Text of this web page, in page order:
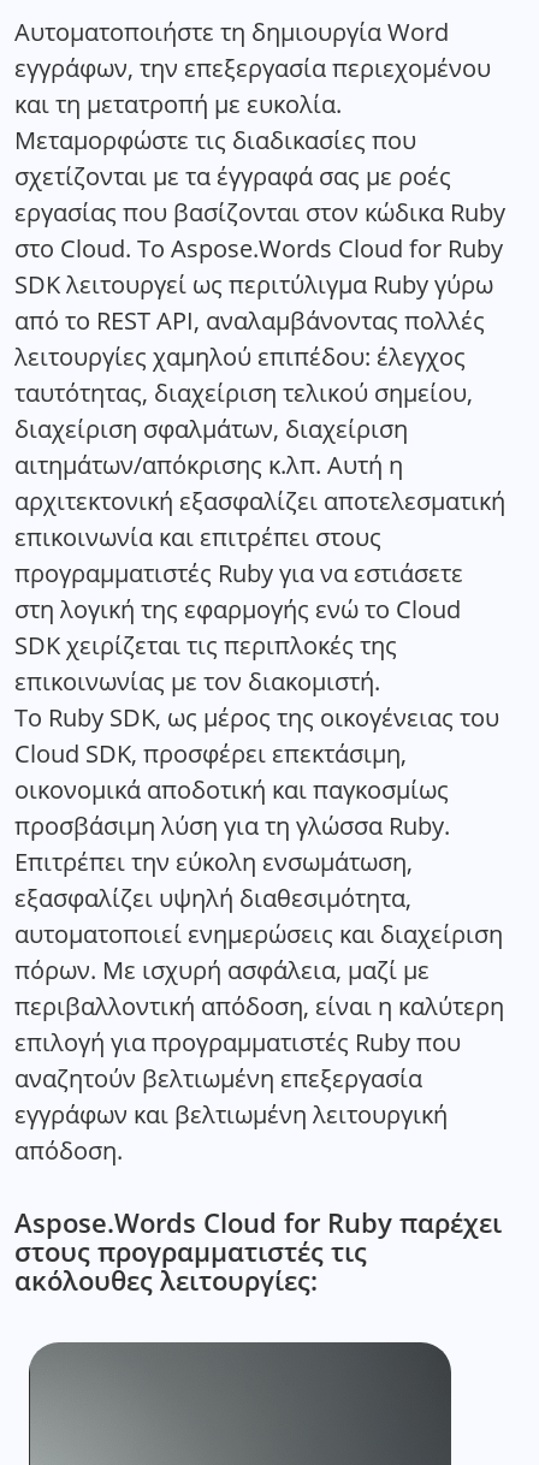
Αυτοματοποιήστε τη δημιουργία Word
εγγράφων, την επεξεργασία περιεχομένου
και τη μετατροπή με ευκολία.
Μεταμορφώστε τις διαδικασίες που
σχετίζονται με τα έγγραφά σας με ροές
εργασίας που βασίζονται στον κώδικα Ruby
στο Cloud. Το Aspose.Words Cloud for Ruby
SDK λειτουργεί ως περιτύλιγμα Ruby γύρω
από το REST API, αναλαμβάνοντας πολλές
λειτουργίες χαμηλού επιπέδου: έλεγχος
ταυτότητας, διαχείριση τελικού σημείου,
διαχείριση σφαλμάτων, διαχείριση
αιτημάτων/απόκρισης κ.λπ. Αυτή η
αρχιτεκτονική εξασφαλίζει αποτελεσματική
επικοινωνία και επιτρέπει στους
προγραμματιστές Ruby για να εστιάσετε
στη λογική της εφαρμογής ενώ το Cloud
SDK χειρίζεται τις περιπλοκές της
επικοινωνίας με τον διακομιστή.
Το Ruby SDK, ως μέρος της οικογένειας του
Cloud SDK, προσφέρει επεκτάσιμη,
οικονομικά αποδοτική και παγκοσμίως
προσβάσιμη λύση για τη γλώσσα Ruby.
Επιτρέπει την εύκολη ενσωμάτωση,
εξασφαλίζει υψηλή διαθεσιμότητα,
αυτοματοποιεί ενημερώσεις και διαχείριση
πόρων. Με ισχυρή ασφάλεια, μαζί με
περιβαλλοντική απόδοση, είναι η καλύτερη
επιλογή για προγραμματιστές Ruby που
αναζητούν βελτιωμένη επεξεργασία
εγγράφων και βελτιωμένη λειτουργική
απόδοση.
Aspose.Words Cloud for Ruby παρέχει
στους προγραμματιστές τις
ακόλουθες λειτουργίες: